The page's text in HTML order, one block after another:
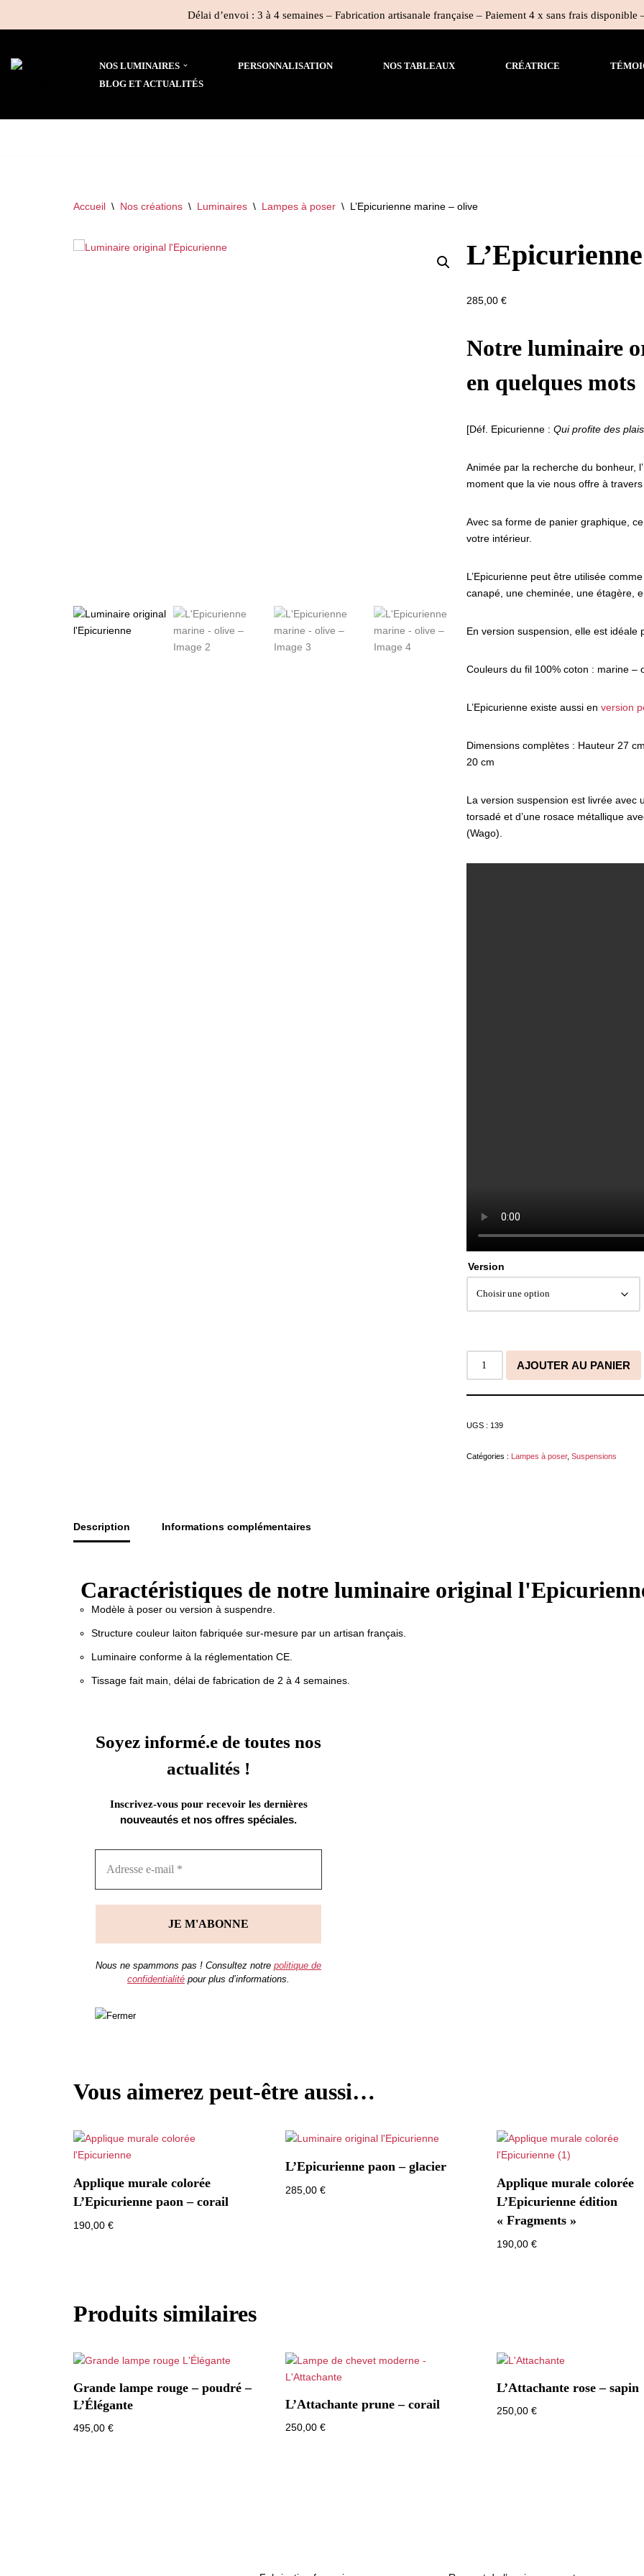
contenu
Délai d’envoi : 3 à 4 semaines – Fabrication artisanale française – Paiement 4 x sans frais disponible
NOS LUMINAIRES PERSONNALISATION NOS TABLEAUX CRÉATRICE
BLOG ET ACTUALITÉS
Accueil \ Nos créations \ Luminaires \ Lampes à poser \ L’Epicurienne marine – olive
285,00€
Notre luminaire
en quelques mots
[Déf. Epicurienne :Qui profite des
Animée par la recherche du bonheur,
moment que la vie nous offre à
Avec sa forme de panier graphique,
votre intérieur.
L’Epicurienne peut être utilisée
canapé, une cheminée, une étagère,
En version suspension, elle est idéale
Couleurs du fil 100% coton : marine –
L’Epicurienne existe aussi enversion
Dimensions complètes : Hauteur 27
20 cm
La version suspension est livrée avec
torsadé et d’une rosace métallique
(Wago).
Version
AJOUTER AU PANIER
UGS : 139
Catégories : Lampes à poser,Suspensions
Description Informations complémentaires
Caractéristiques de notre luminaire original
Modèle à poser ou version à suspendre.
Structure couleur laiton fabriquée sur-mesure par un artisan français.
Luminaire conforme à la réglementation CE.
Tissage fait main, délai de fabrication de 2 à 4 semaines.
Soyez informé.e de toutes nos
actualités !
Inscrivez-vous pour recevoir les dernières
nouveautés et nos offres spéciales.
Nous ne spammons pas ! Consultez notre politique de
confidentialité pour plus d’informations.
Vous aimerez peut-être aussi…
Applique murale colorée
L’Epicurienne paon – corail
190,00 €
L’Epicurienne paon – glacier
285,00 €
Applique murale colorée
L’Epicurienne édition
« Fragments »
190,00€
Produits similaires
Grande lampe rouge – poudré –
L’Élégante
495,00 €
L’Attachante prune – corail
250,00 €
L’Attachante rose – sapin
250,00€